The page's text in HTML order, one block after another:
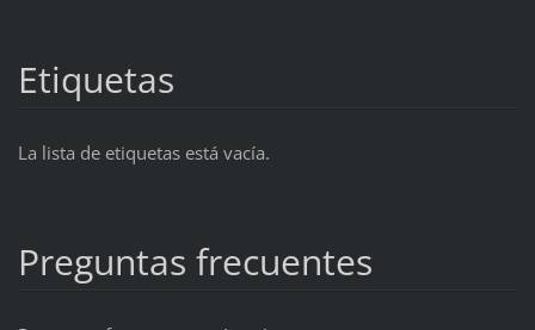
Etiquetas
La lista de etiquetas está vacía.
Preguntas frecuentes